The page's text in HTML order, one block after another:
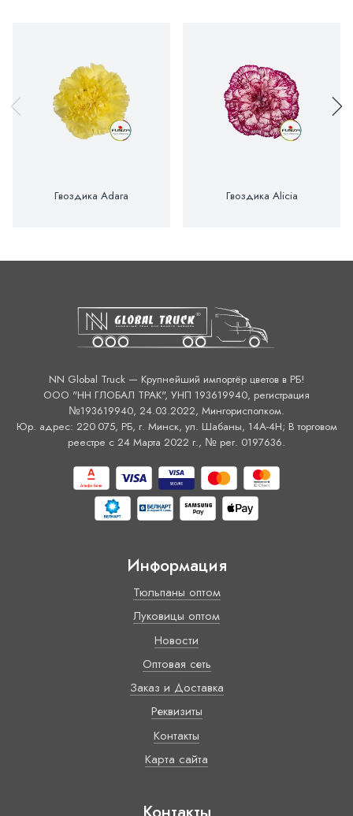
Гвоздика Adara Гвоздика Alicia
NN Global Truck — Крупнейший импортёр цветов в РБ!
ООО "НН ГЛОБАЛ ТРАК", УНП 193619940, регистрация
№193619940, 24.03.2022, Мингорисполком.
Юр. адрес: 220 075, РБ, г. Минск, ул. Шабаны, 14А-4H; В торговом
реестре с 24 Марта 2022 г., № рег. 0197636.
Информация
Тюльпаны оптом
Луковицы оптом
Новости
Оптовая сеть
Заказ и Доставка
Реквизиты
Контакты
Карта сайта